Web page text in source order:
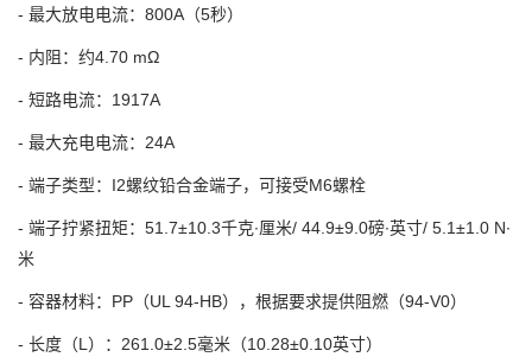
- 最大放电电流：800A（5秒）
- 内阻：约4.70 mΩ
- 短路电流：1917A
- 最大充电电流：24A
- 端子类型：I2螺纹铅合金端子，可接受M6螺栓
- 端子拧紧扭矩：51.7±10.3千克∙厘米/ 44.9±9.0磅∙英寸/ 5.1±1.0 N∙
米
- 容器材料：PP（UL 94-HB），根据要求提供阻燃（94-V0）
- 长度（L）：261.0±2.5毫米（10.28±0.10英寸）